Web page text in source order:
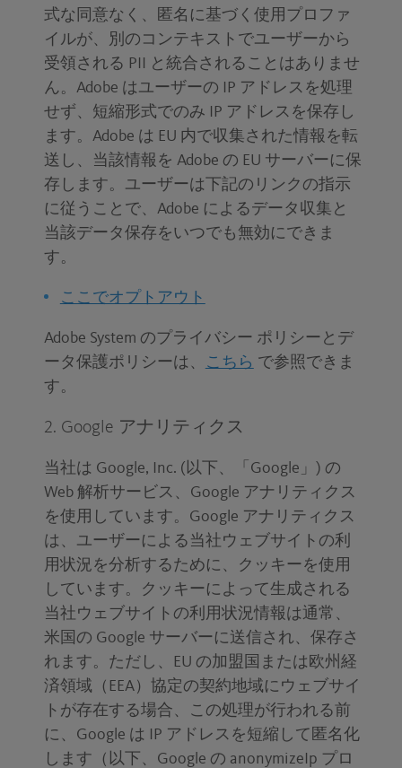
式な同意なく、匿名に基づく使用プロファ
イルが、別のコンテキストでユーザーから
受領される PII と統合されることはありませ
ん。Adobe はユーザーの IP アドレスを処理
せず、短縮形式でのみ IP アドレスを保存し
ます。Adobe は EU 内で収集された情報を転
送し、当該情報を Adobe の EU サーバーに保
存します。ユーザーは下記のリンクの指示
に従うことで、Adobe によるデータ収集と
当該データ保存をいつでも無効にできま
す。
ここでオプトアウト
Adobe System のプライバシー ポリシーとデ
ータ保護ポリシーは、
こちら で参照できま
す。
2. Google アナリティクス
当社は Google, Inc. (以下、「Google」) の
Web 解析サービス、Google アナリティクス
を使用しています。Google アナリティクス
は、ユーザーによる当社ウェブサイトの利
用状況を分析するために、クッキーを使用
しています。クッキーによって生成される
当社ウェブサイトの利用状況情報は通常、
米国の Google サーバーに送信され、保存さ
れます。ただし、EU の加盟国または欧州経
済領域（EEA）協定の契約地域にウェブサイ
トが存在する場合、この処理が行われる前
に、Google は IP アドレスを短縮して匿名化
します（以下、Google の anonymizeIp プロ